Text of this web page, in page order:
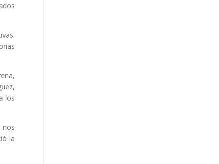
los
nos
la